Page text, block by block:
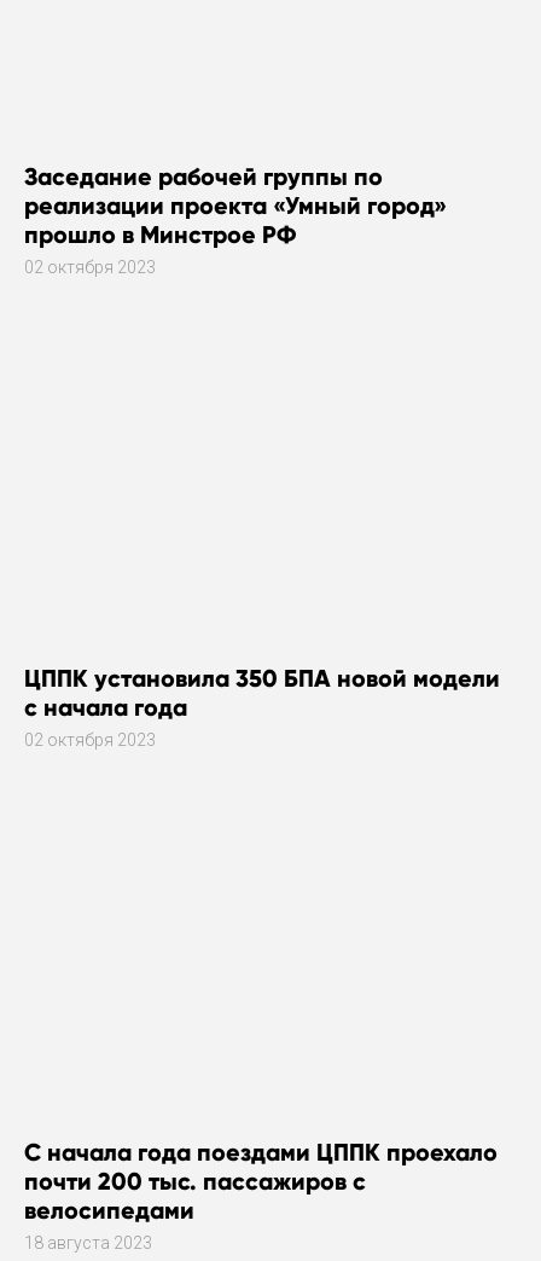
Заседание рабочей группы по
реализации проекта «Умный город»
прошло в Минстрое РФ
02 октября 2023
ЦППК установила 350 БПА новой модели
с начала года
02 октября 2023
С начала года поездами ЦППК проехало
почти 200 тыс. пассажиров с
велосипедами
18 августа 2023